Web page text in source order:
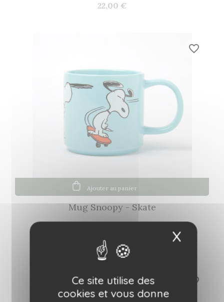
Ce site utilise des
cookies et vous donne
X
22,00 €
Mug Snoopy - Skate
15,50 €
Ajouter au panier
favorite_border
favorite_border